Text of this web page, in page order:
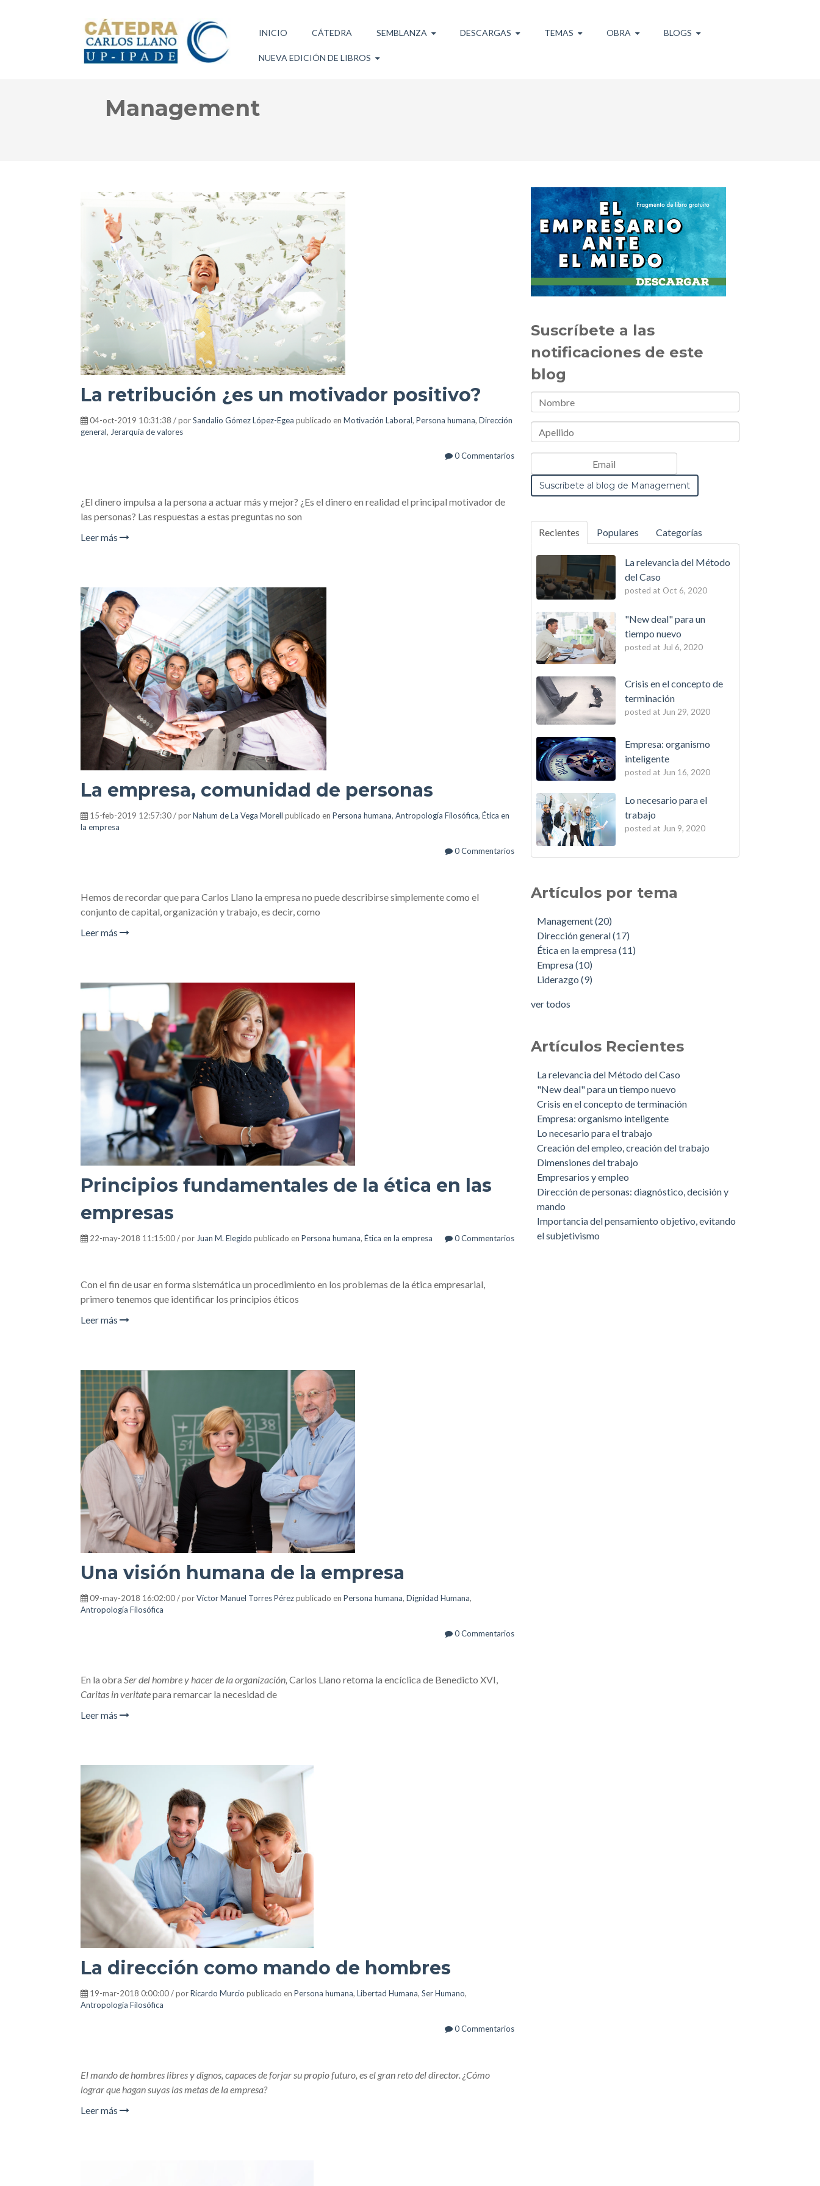
INICIO CÁTEDRA SEMBLANZA DESCARGAS TEMAS OBRA BLOGS
NUEVA EDICIÓN DE LIBROS
Management
La retribución ¿es un motivador positivo?
04-oct-2019 10:31:38 / porSandalio Gómez López-Egea publicado en Motivación Laboral, Persona humana, Dirección
general, Jerarquía de valores
0 Commentarios
¿El dinero impulsa a la persona a actuar más y mejor? ¿Es el dinero en realidad el principal motivador de
las personas? Las respuestas a estas preguntas no son
Leer más
La empresa, comunidad de personas
15-feb-2019 12:57:30 / porNahum de La Vega Morell publicado en Persona humana, Antropología Filosófica, Ética en
la empresa
0 Commentarios
Hemos de recordar que para Carlos Llano la empresa no puede describirse simplemente como el
conjunto de capital, organización y trabajo, es decir, como
Leer más
Principios fundamentales de la ética en las
empresas
22-may-2018 11:15:00 / por Juan M. Elegido publicado en Persona humana, Ética en la empresa 0 Commentarios
Con el fin de usar en forma sistemática un procedimiento en los problemas de la ética empresarial,
primero tenemos que identificar los principios éticos
Leer más
Una visión humana de la empresa
09-may-2018 16:02:00 / porVíctor Manuel Torres Pérezpublicado en Persona humana, Dignidad Humana,
Antropología Filosófica
0 Commentarios
En la obra Ser del hombre y hacer de la organización, Carlos Llano retoma la encíclica de Benedicto XVI,
Caritas in veritatepara remarcar la necesidad de
Leer más
La dirección como mando de hombres
19-mar-2018 0:00:00 / porRicardo Murcio publicado en Persona humana, Libertad Humana, Ser Humano,
Antropología Filosófica
0 Commentarios
El mando de hombres libres y dignos, capaces de forjar su propio futuro, es el gran reto del director. ¿Cómo
lograr que hagan suyas las metas de la empresa?
Leer más
Suscríbete a las
notificaciones de este
blog
Recientes Populares Categorías
La relevancia del Método
del Caso
posted at Oct 6, 2020
"New deal" para un
tiempo nuevo
posted at Jul 6, 2020
Crisis en el concepto de
terminación
posted at Jun 29, 2020
Empresa: organismo
inteligente
posted at Jun 16, 2020
Lo necesario para el
trabajo
posted at Jun 9, 2020
Artículos por tema
Management(20)
Dirección general(17)
Ética en la empresa(11)
Empresa(10)
Liderazgo(9)
ver todos
Artículos Recientes
La relevancia del Método del Caso
"New deal" para un tiempo nuevo
Crisis en el concepto de terminación
Empresa: organismo inteligente
Lo necesario para el trabajo
Creación del empleo, creación del trabajo
Dimensiones del trabajo
Empresarios y empleo
Dirección de personas: diagnóstico, decisión y
mando
Importancia del pensamiento objetivo, evitando
el subjetivismo